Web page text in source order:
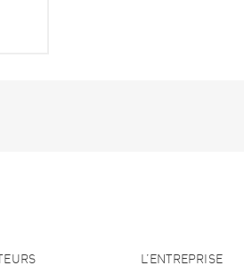
L’ENTREPRISE